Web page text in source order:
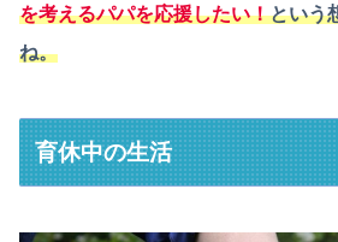
を考えるパパを応援したい！という
ね。
育休中の生活